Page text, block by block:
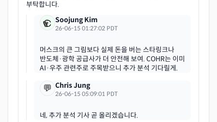
Soojung Kim
26-06-15 01:27:02 PDT
머스크의 큰 그림보다 실제 돈을 버는 스타링크나
반도체·광학 공급사가 더 안전해 보여. COHR는 이미
💬 Chris Jung
26-06-15 05:09:01 PDT